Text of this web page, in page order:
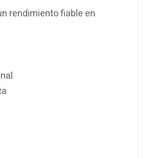
rendimiento fiable en